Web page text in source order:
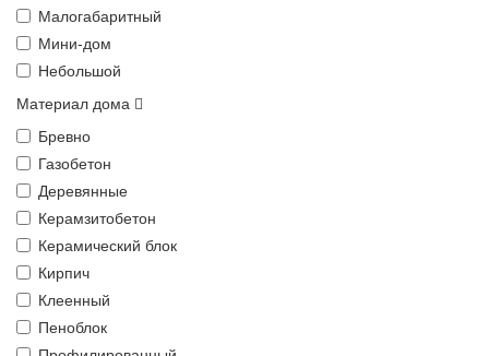
Малогабаритный
Мини-дом
Небольшой
Материал дома
Бревно
Газобетон
Деревянные
Керамзитобетон
Керамический блок
Кирпич
Клеенный
Пеноблок